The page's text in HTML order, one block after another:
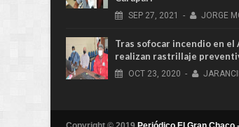
SEP 27, 2021 - JORGE
Tras sofocar incendio en el
realizan rastrillaje
OCT 23, 2020 -